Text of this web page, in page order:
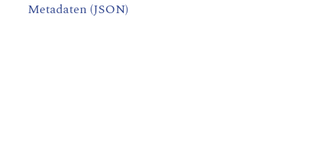
Metadaten (JSON)